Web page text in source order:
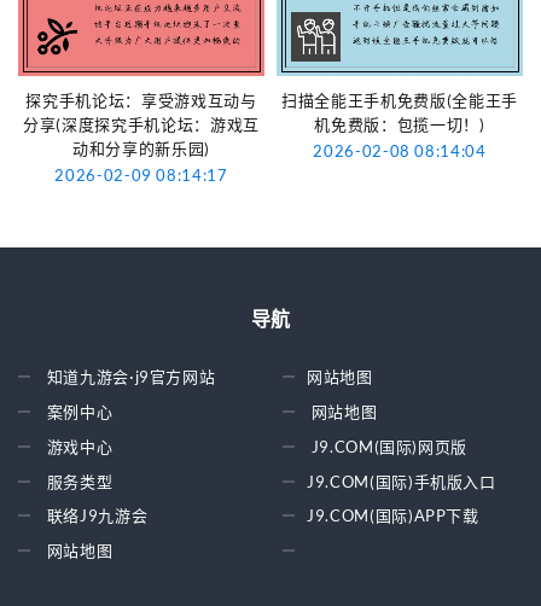
探究手机论坛：享受游戏互动与
分享(深度探究手机论坛：游戏互
动和分享的新乐园)
2026-02-09 08:14:17
扫描全能王手机免费版(全能王手
机免费版：包揽一切！)
2026-02-08 08:14:04
导航
知道九游会·j9官方网站
案例中心
游戏中心
服务类型
联络J9九游会
网站地图
网站地图
网站地图
J9.COM(国际)网页版
J9.COM(国际)手机版入口
J9.COM(国际)APP下载